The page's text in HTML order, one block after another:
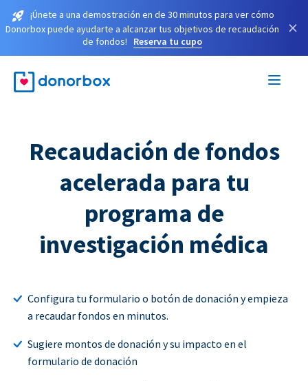
¡Únete a una demostración en de 30 minutos para ver cómo
Donorbox puede ayudarte a alcanzar tus objetivos de recaudación
de fondos!
Reserva tu cupo
×
Recaudación de fondos
acelerada para tu
programa de
investigación médica
Configura tu formulario o botón de donación y empieza
a recaudar fondos en minutos.
Sugiere montos de donación y su impacto en el
formulario de donación